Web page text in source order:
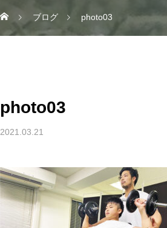
ブログ photo03
photo03
2021.03.21